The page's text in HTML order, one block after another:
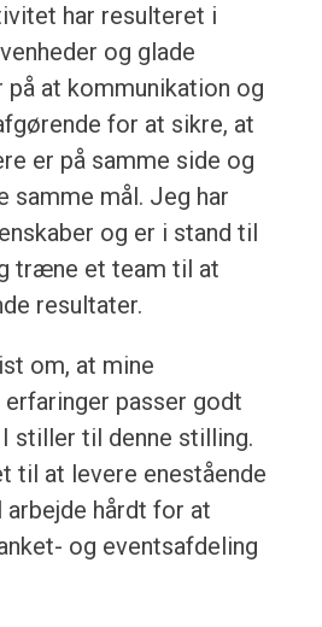
har resulteret i
og glade
på at kommunikation og
for at sikre, at
er på samme side og
samme mål. Jeg har
og er i stand til
træne et team til at
resultater.
om, at mine
passer godt
stiller til denne stilling.
til at levere enestående
hårdt for at
og eventsafdeling